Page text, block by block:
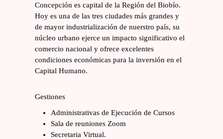
Concepción es capital de la Región del Biobío.
Hoy es una de las tres ciudades más grandes y
de mayor industrialización de nuerstro país, su
núcleo urbano ejerce un impacto significativo el
comercio nacional y ofrece excelentes
condiciones económicas para la inversión en el
Capital Humano.
Gestiones
Administrativas de Ejecución de Cursos
Sala de reuniones Zoom
Secretaria Virtual.